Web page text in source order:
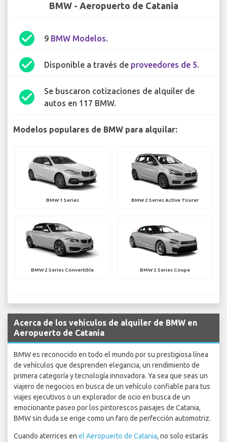
BMW - Aeropuerto de Catania
check_circle 9 BMW Modelos.
check_circle Disponible a través de proveedores de 5.
check_circle
Se buscaron cotizaciones de alquiler de
autos en 117 BMW.
Modelos populares de BMW para alquilar:
BMW 1 Series BMW 2 Series Active Tourer
BMW 2 Series Convertible BMW 2 Series Coupe
Acerca de los vehículos de alquiler de BMW en
Aeropuerto de Catania
BMW es reconocido en todo el mundo por su prestigiosa línea
de vehículos que desprenden elegancia, un rendimiento de
primera categoría y tecnología innovadora. Ya sea que seas un
viajero de negocios en busca de un vehículo confiable para tus
viajes ejecutivos o un explorador de ocio en busca de un
emocionante paseo por los pintorescos paisajes de Catania,
BMW sin duda se erige como un faro de perfección automotriz.
Cuando aterrices en el Aeropuerto de Catania, no solo estarás